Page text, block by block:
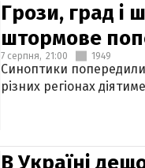
Грози, град і
штормове
7 серпня, 21:00 1949
Синоптики попередили
різних регіонах
В Україні